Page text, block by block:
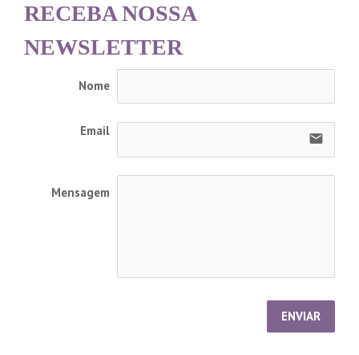
RECEBA NOSSA
NEWSLETTER
Nome
Email
email
Mensagem
ENVIAR